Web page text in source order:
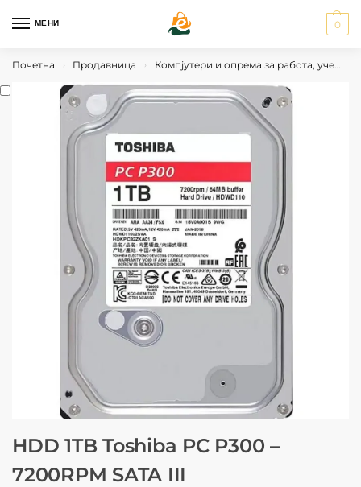
МЕНИ 0
Почетна › Продавница › Компјутери и опрема за работа, учење и гејминг
HDD 1TB Toshiba PC P300 –
7200RPM SATA III